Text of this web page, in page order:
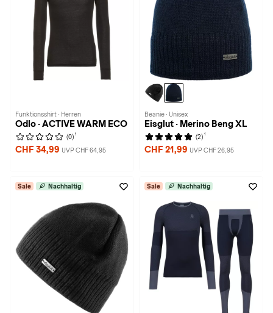
Funktionsshirt · Herren
Odlo · ACTIVE WARM ECO
(0) 1
CHF 34,99 UVP CHF 64,95
Beanie · Unisex
Eisglut · Merino Beng XL
(2) 1
CHF 21,99 UVP CHF 26,95
Sale Nachhaltig Sale Nachhaltig